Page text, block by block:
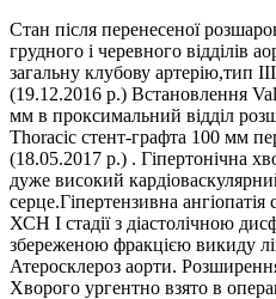
Стан після перенесеної
грудного і черевного відділів
загальну клубову артерію,тип
(19.12.2016 р.) Встановлення
мм в проксимальний відділ
Thoracic стент-графта 100 мм
(18.05.2017 р.) . Гіпертонічна
дуже високий
серце.Гіпертензивна ангіопатія
ХСН І стадії з діастолічною
збереженою фракцією викиду
Атеросклероз аорти.
Хворого ургентно взято в